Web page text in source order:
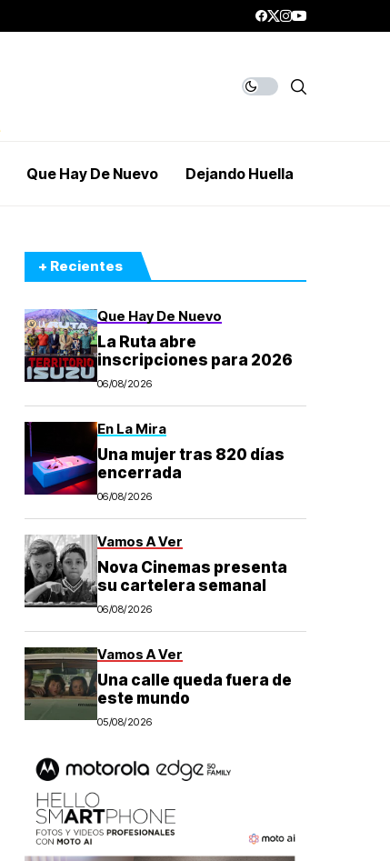
Que Hay De Nuevo Dejando Huella
+ Recientes
Que Hay De Nuevo
La Ruta abre
inscripciones para 2026
06/08/2026
En La Mira
Una mujer tras 820 días
encerrada
06/08/2026
Vamos A Ver
Nova Cinemas presenta
su cartelera semanal
06/08/2026
Vamos A Ver
Una calle queda fuera de
este mundo
05/08/2026